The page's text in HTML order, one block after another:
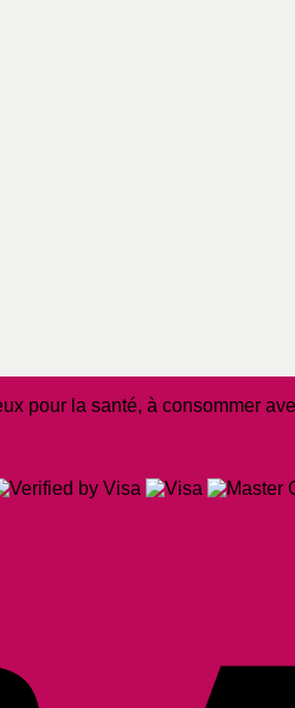
pour la santé, à consommer